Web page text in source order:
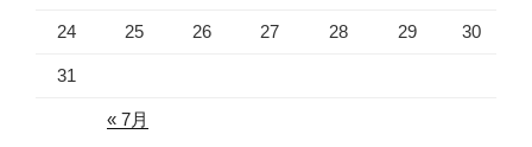
24 25 26 27 28 29 30
31
« 7月